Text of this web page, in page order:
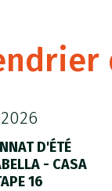
D'ÉTÉ
- CASA
16